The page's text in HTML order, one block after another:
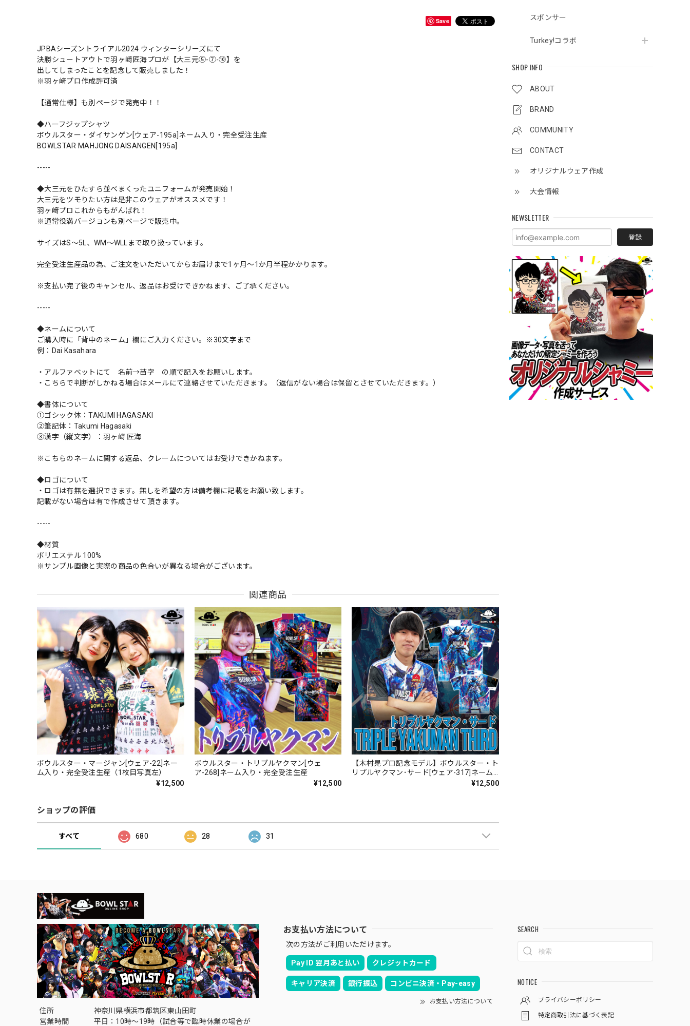
スポンサー
Turkey!コラボ
SHOP INFO
ABOUT
BRAND
COMMUNITY
CONTACT
オリジナルウェア作成
大会情報
NEWSLETTER
登録
Save
JPBAシーズントライアル2024 ウィンターシリーズにて
決勝シュートアウトで羽ヶ﨑匠海プロが【大三元⑤-⑦-⑩】を
出してしまったことを記念して販売しました！
※羽ヶ﨑プロ作成許可済
【通常仕様】も別ページで発売中！！
◆ハーフジップシャツ
ボウルスター・ダイサンゲン[ウェア-195a]ネーム入り・完全受注生産
BOWLSTAR MAHJONG DAISANGEN[195a]
-----
◆大三元をひたすら並べまくったユニフォームが発売開始！
大三元をツモりたい方は是非このウェアがオススメです！
羽ヶ﨑プロこれからもがんばれ！
※通常役満バージョンも別ページで販売中。
サイズはS〜5L、WM〜WLLまで取り扱っています。
完全受注生産品の為、ご注文をいただいてからお届けまで1ヶ月〜1か月半程かかります。
※支払い完了後のキャンセル、返品はお受けできかねます、ご了承ください。
-----
◆ネームについて
ご購入時に「背中のネーム」欄にご入力ください。※30文字まで
例：Dai Kasahara
・アルファベットにて 名前→苗字 の順で記入をお願いします。
・こちらで判断がしかねる場合はメールにて連絡させていただきます。（返信がない場合は保留とさせていただきます。）
◆書体について
①ゴシック体：TAKUMI HAGASAKI
②筆記体：Takumi Hagasaki
③漢字（縦文字）：羽ヶ﨑 匠海
※こちらのネームに関する返品、クレームについてはお受けできかねます。
◆ロゴについて
・ロゴは有無を選択できます。無しを希望の方は備考欄に記載をお願い致します。
記載がない場合は有で作成させて頂きます。
-----
◆材質
ポリエステル 100%
※サンプル画像と実際の商品の色合いが異なる場合がございます。
関連商品
ボウルスター・マージャン[ウェア-22]ネー
ム入り・完全受注生産（1枚目写真左）
¥12,500
ボウルスター・トリプルヤクマン[ウェ
ア-268]ネーム入り・完全受注生産
¥12,500
【木村晃プロ記念モデル】ボウルスター・ト
リプルヤクマン･サード[ウェア-317]ネーム
¥12,500
ショップの評価
すべて 680 28 31
住所
神奈川県横浜市都筑区東山田町
営業時間
平日：10時～19時（試合等で臨時休業の場合が
お支払い方法について
次の方法がご利用いただけます。
Pay ID 翌月あと払い クレジットカード
キャリア決済 銀行振込 コンビニ決済・Pay-easy
お支払い方法について
SEARCH
NOTICE
プライバシーポリシー
特定商取引法に基づく表記